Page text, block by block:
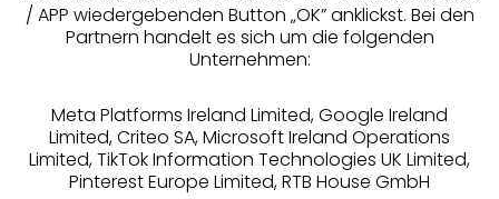
Rechtliches
Alle Preise inkl. MwSt., zzgl.
Versandkosten
/ APP wiedergebenden Button „OK” anklickst. Bei den
Partnern handelt es sich um die folgenden
Unternehmen:
Meta Platforms Ireland Limited, Google Ireland
Limited, Criteo SA, Microsoft Ireland Operations
Limited, TikTok Information Technologies UK Limited,
Pinterest Europe Limited, RTB House GmbH